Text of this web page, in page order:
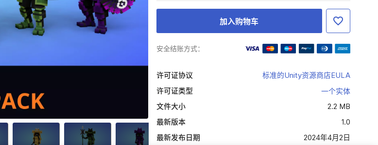
加入购物车
安全结账方式：
许可证协议
标准的Unity资源商店EULA
许可证类型
一个实体
文件大小
2.2 MB
最新版本
1.0
最新发布日期
2024年4月2日